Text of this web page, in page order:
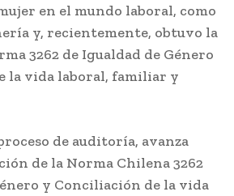
en el mundo laboral, como
y, recientemente, obtuvo la
3262 de Igualdad de Género
la vida laboral, familiar y
de auditoría, avanza
de la Norma Chilena 3262
y Conciliación de la vida